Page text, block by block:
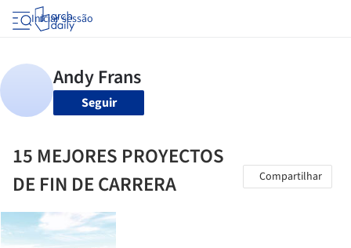
Iniciar sessão
Seguir
15 MEJORES PROYECTOS
DE FIN DE CARRERA
Compartilhar